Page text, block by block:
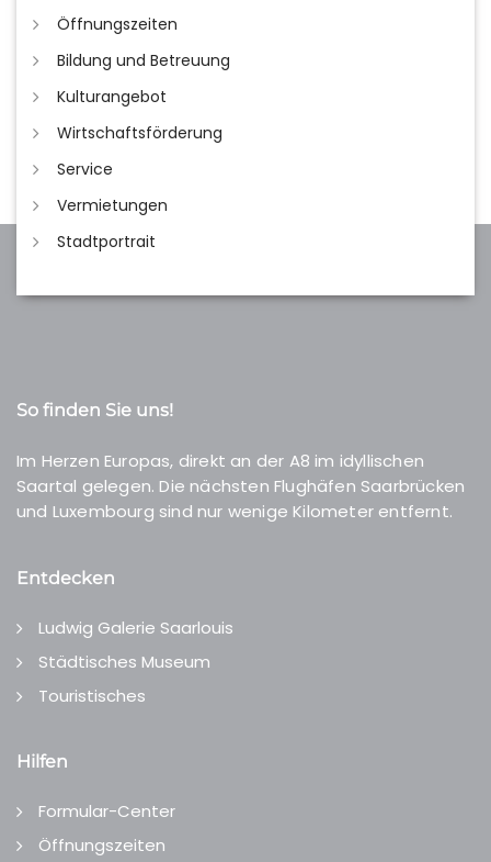
Öffnungszeiten
Bildung und Betreuung
Kulturangebot
Wirtschaftsförderung
Service
Vermietungen
Stadtportrait
So finden Sie uns!
Im Herzen Europas, direkt an der A8 im idyllischen
Saartal gelegen. Die nächsten Flughäfen Saarbrücken
und Luxembourg sind nur wenige Kilometer entfernt.
Entdecken
Ludwig Galerie Saarlouis
Städtisches Museum
Touristisches
Hilfen
Formular-Center
Öffnungszeiten